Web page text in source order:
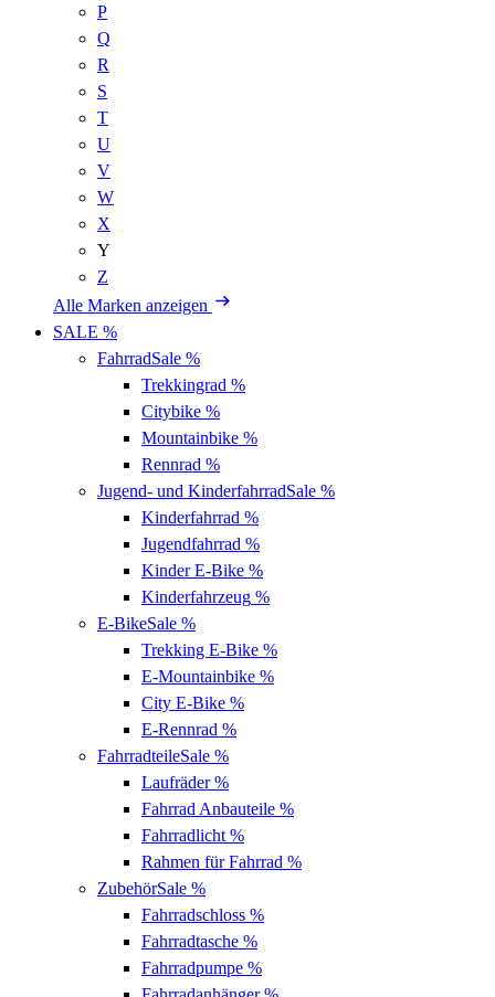
P
Q
R
S
T
U
V
W
X
Y
Z
Alle Marken anzeigen
SALE %
FahrradSale %
Trekkingrad %
Citybike %
Mountainbike %
Rennrad %
Jugend- und KinderfahrradSale %
Kinderfahrrad %
Jugendfahrrad %
Kinder E-Bike %
Kinderfahrzeug %
E-BikeSale %
Trekking E-Bike %
E-Mountainbike %
City E-Bike %
E-Rennrad %
FahrradteileSale %
Laufräder%
Fahrrad Anbauteile %
Fahrradlicht %
Rahmen für Fahrrad %
ZubehörSale %
Fahrradschloss %
Fahrradtasche %
Fahrradpumpe %